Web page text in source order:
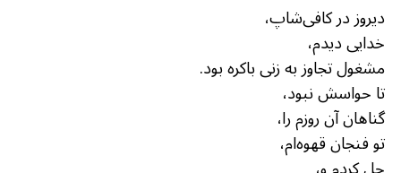
دیروز در کافی‌شاپ،
خدایی دیدم،
مشغول تجاوز به زنی باکره بود.
تا حواسش نبود،
گناهان آن روزم را،
تو فنجان قهوه‌ام،